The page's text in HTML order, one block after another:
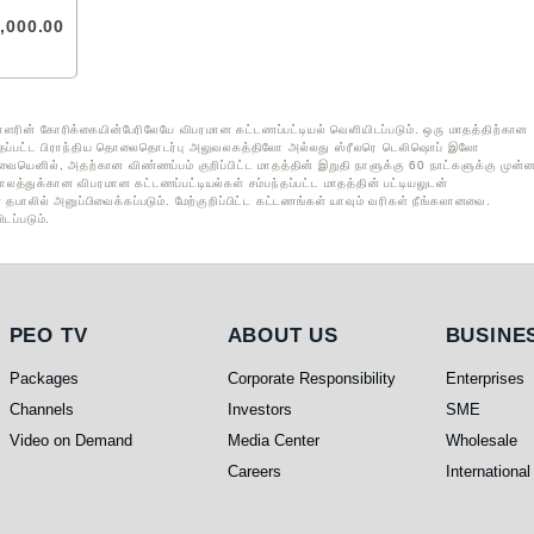
.00
கோரிக்கையின்பேரிலேயே விபரமான கட்டணப்பட்டியல் வெளியிடப்படும். ஒரு மாதத்திற்கான
பிராந்திய தொலைதொடர்பு அலுவலகத்திலோ அல்லது ஸ்ரீலரெ டெலிஷொப் இலோ
அதற்கான விண்ணப்பம் குறிப்பிட்ட மாதத்தின் இறுதி நாளுக்கு 60 நாட்களுக்கு
விபரமான கட்டணப்பட்டியல்கள் சம்பந்தப்பட்ட மாதத்தின் பட்டியலுடன்
அனுப்பிவைக்கப்படும். மேற்குறிப்பிட்ட கட்டணங்கள் யாவும் வரிகள் நீங்கலானவை.
PEO TV
PEO TV
Packages
Channels
Video on Demand
About Us
ABOUT US
Corporate Responsibility
Investors
Media Center
Careers
Enterprises
SME
Wholesale
International